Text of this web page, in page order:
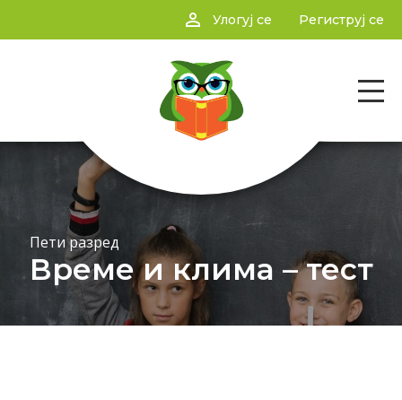
person_outline Улогуј се Региструј се
Пети разред
Време и клима – тест